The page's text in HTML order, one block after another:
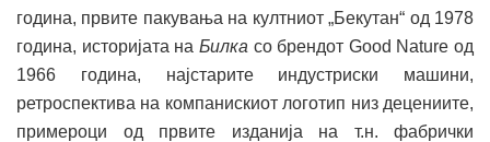
година, првите пакувања на култниот „Бекутан“ од 1978
година, историјата на Билка со брендот Good Nature од
1966 година, најстарите индустриски машини,
ретроспектива на компанискиот логотип низ децениите,
примероци од првите изданија на т.н. фабрички